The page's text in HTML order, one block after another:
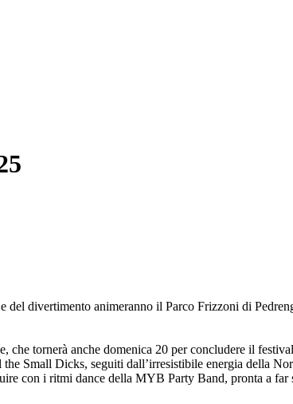
del divertimento animeranno il Parco Frizzoni di
tornerà anche domenica 20 per concludere il
Small Dicks, seguiti dall’irresistibile energia della
con i ritmi dance della MYB Party Band, pronta a far